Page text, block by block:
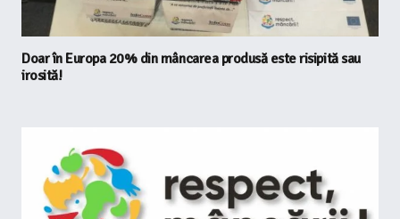
Doar în Europa 20% din mâncarea produsă este risipită sau
irosită!